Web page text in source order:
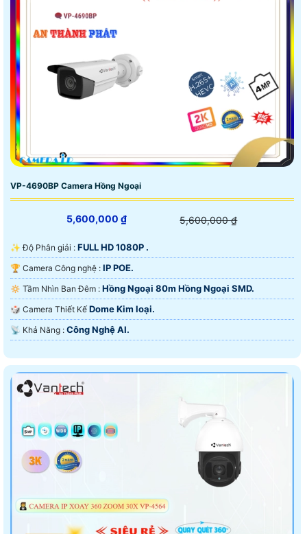
VP-4690BP Camera Hồng Ngoại
5,600,000 ₫ 5,600,000 ₫
✨ Độ Phân giải : FULL HD 1080P .
🏆 Camera Công nghệ : IP POE.
🔅 Tầm Nhìn Ban Đêm : Hồng Ngoại 80m Hồng Ngoại SMD.
🎲 Camera Thiết Kế Dome Kim loại.
️📡 Khả Năng : Công Nghệ AI.